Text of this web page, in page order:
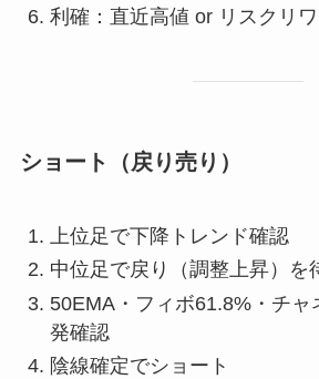
利確：直近高値 or リスクリ
ショート（戻り売り）
上位足で下降トレンド確認
中位足で戻り（調整上昇）を
50EMA・フィボ61.8%・チャ
発確認
陰線確定でショート